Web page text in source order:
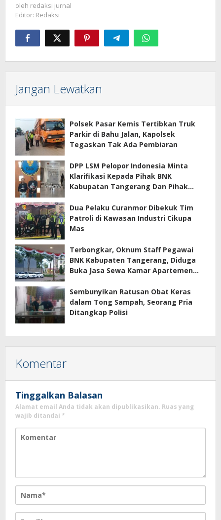
oleh redaksi jurnal
Editor: Redaksi
Jangan Lewatkan
Polsek Pasar Kemis Tertibkan Truk
Parkir di Bahu Jalan, Kapolsek
Tegaskan Tak Ada Pembiaran
DPP LSM Pelopor Indonesia Minta
Klarifikasi Kepada Pihak BNK
Kabupatan Tangerang Dan Pihak
Terkait Sewa Kamar Per Jam
Dua Pelaku Curanmor Dibekuk Tim
Patroli di Kawasan Industri Cikupa
Mas
Terbongkar, Oknum Staff Pegawai
BNK Kabupaten Tangerang, Diduga
Buka Jasa Sewa Kamar Apartemen
Sembunyikan Ratusan Obat Keras
dalam Tong Sampah, Seorang Pria
Ditangkap Polisi
Komentar
Tinggalkan Balasan
Alamat email Anda tidak akan dipublikasikan. Ruas yang
wajib ditandai *